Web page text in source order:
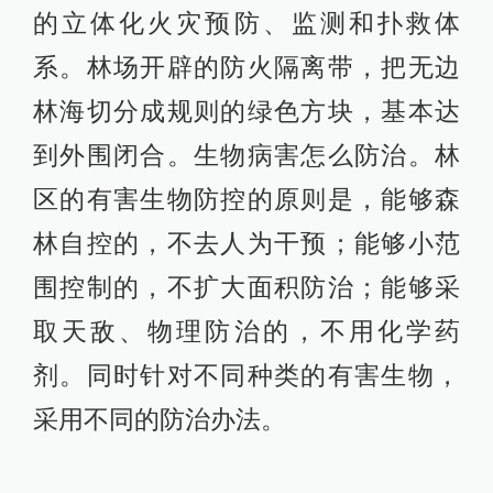
的立体化火灾预防、监测和扑救体
系。林场开辟的防火隔离带，把无边
林海切分成规则的绿色方块，基本达
到外围闭合。生物病害怎么防治。林
区的有害生物防控的原则是，能够森
林自控的，不去人为干预；能够小范
围控制的，不扩大面积防治；能够采
取天敌、物理防治的，不用化学药
剂。同时针对不同种类的有害生物，
采用不同的防治办法。